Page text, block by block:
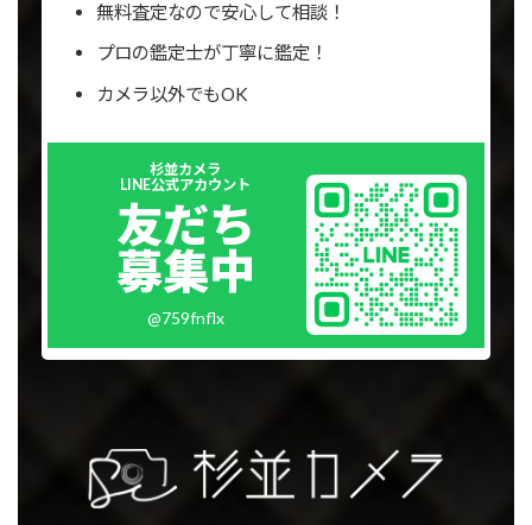
無料査定なので安心して相談！
プロの鑑定士が丁寧に鑑定！
カメラ以外でもOK
杉並カメラ
LINE公式アカウント
友だち
募集中
@759fnflx